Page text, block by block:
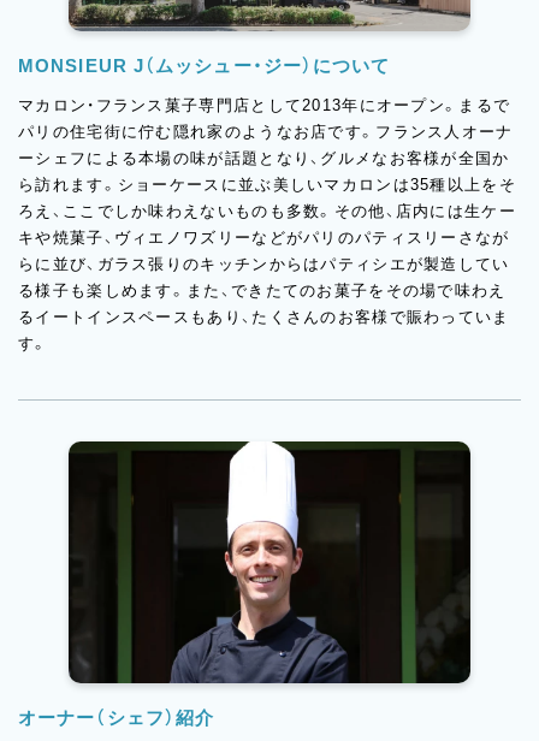
MONSIEUR J（ムッシュー・ジー）について
マカロン・フランス菓子専門店として2013年にオープン。まるで
パリの住宅街に佇む隠れ家のようなお店です。フランス人オーナ
ーシェフによる本場の味が話題となり、グルメなお客様が全国か
ら訪れます。ショーケースに並ぶ美しいマカロンは35種以上をそ
ろえ、ここでしか味わえないものも多数。その他、店内には生ケー
キや焼菓子、ヴィエノワズリーなどがパリのパティスリーさなが
らに並び、ガラス張りのキッチンからはパティシエが製造してい
る様子も楽しめます。また、できたてのお菓子をその場で味わえ
るイートインスペースもあり、たくさんのお客様で賑わっていま
す。
オーナー（シェフ）紹介